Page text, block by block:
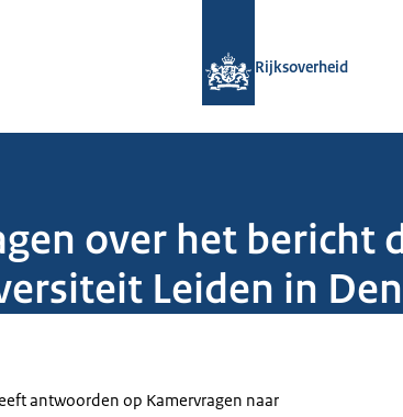
Rijksoverheid
over het bericht
Leiden in
antwoorden op Kamervragen naar